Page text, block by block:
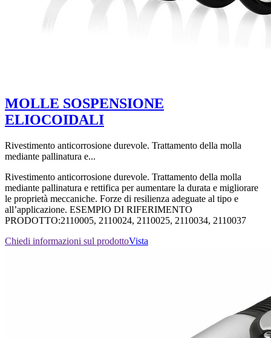
MOLLE SOSPENSIONE
ELIOCOIDALI
Rivestimento anticorrosione durevole. Trattamento della molla
mediante pallinatura e...
Rivestimento anticorrosione durevole. Trattamento della molla
mediante pallinatura e rettifica per aumentare la durata e migliorare
le proprietà meccaniche. Forze di resilienza adeguate al tipo e
all’applicazione. ESEMPIO DI RIFERIMENTO
PRODOTTO:2110005, 2110024, 2110025, 2110034, 2110037
Chiedi informazioni sul prodottoVista